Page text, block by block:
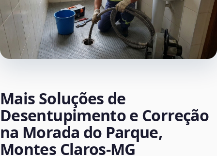
Mais Soluções de
Desentupimento e Correção
na Morada do Parque,
Montes Claros‑MG